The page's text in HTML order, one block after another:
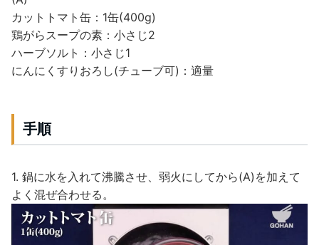
カットトマト缶：1缶(400g)
鶏がらスープの素：小さじ2
ハーブソルト：小さじ1
にんにくすりおろし(チューブ可)：適量
手順
1. 鍋に水を入れて沸騰させ、弱火にしてから(A)を加えて
よく混ぜ合わせる。